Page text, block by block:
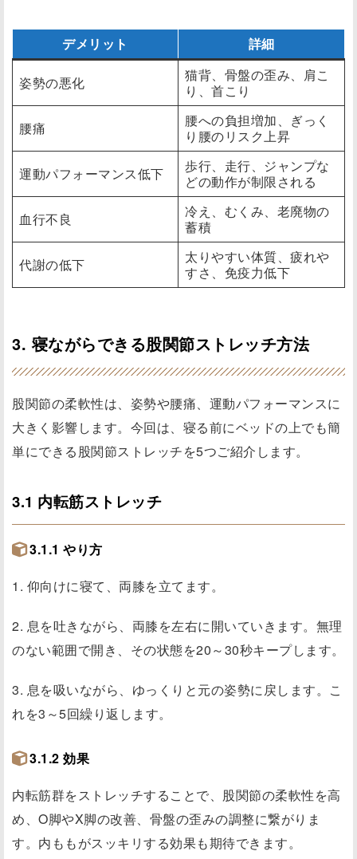
デメリット 詳細
姿勢の悪化
猫背、骨盤の歪み、肩こ
り、首こり
腰痛
腰への負担増加、ぎっく
り腰のリスク上昇
運動パフォーマンス低下
歩行、走行、ジャンプな
どの動作が制限される
血行不良
冷え、むくみ、老廃物の
蓄積
代謝の低下
太りやすい体質、疲れや
すさ、免疫力低下
3. 寝ながらできる股関節ストレッチ方法
股関節の柔軟性は、姿勢や腰痛、運動パフォーマンスに
大きく影響します。今回は、寝る前にベッドの上でも簡
単にできる股関節ストレッチを5つご紹介します。
3.1 内転筋ストレッチ
3.1.1 やり方
1. 仰向けに寝て、両膝を立てます。
2. 息を吐きながら、両膝を左右に開いていきます。無理
のない範囲で開き、その状態を20～30秒キープします。
3. 息を吸いながら、ゆっくりと元の姿勢に戻します。こ
れを3～5回繰り返します。
3.1.2 効果
内転筋群をストレッチすることで、股関節の柔軟性を高
め、O脚やX脚の改善、骨盤の歪みの調整に繋がりま
す。内ももがスッキリする効果も期待できます。